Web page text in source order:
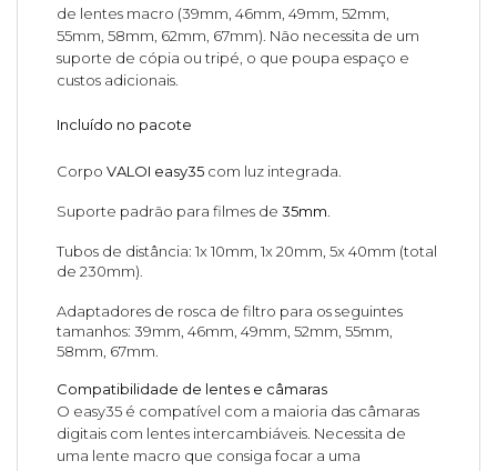
de lentes macro (39mm, 46mm, 49mm, 52mm,
55mm, 58mm, 62mm, 67mm). Não necessita de um
suporte de cópia ou tripé, o que poupa espaço e
custos adicionais.
Incluído no pacote
CorpoVALOI easy35 com luz integrada.
Suporte padrão para filmes de35mm
Tubos de distância: 1x 10mm, 1x 20mm, 5x 40mm (total
de 230mm).
Adaptadores de rosca de filtro para os seguintes
tamanhos: 39mm, 46mm, 49mm, 52mm, 55mm,
58mm, 67mm.
Compatibilidade de lentes e câmaras
O easy35 é compatível com a maioria das câmaras
digitais com lentes intercambiáveis. Necessita de
uma lente macro que consiga focar a uma